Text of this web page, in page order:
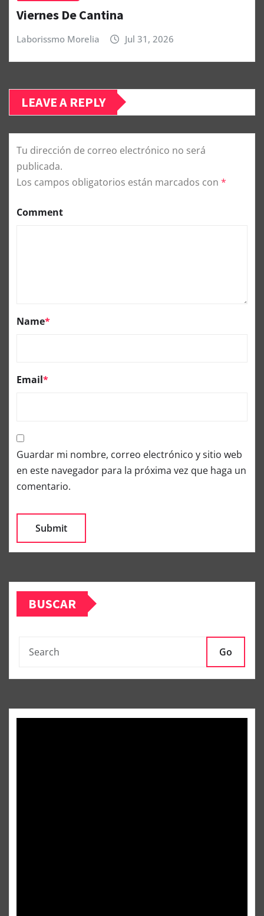
Viernes De Cantina
Laborissmo Morelia Jul 31, 2026
LEAVE A REPLY
Tu dirección de correo electrónico no será
publicada.
Los campos obligatorios están marcados con *
Comment
Name*
Email*
Guardar mi nombre, correo electrónico y sitio web
en este navegador para la próxima vez que haga un
comentario.
BUSCAR
Go